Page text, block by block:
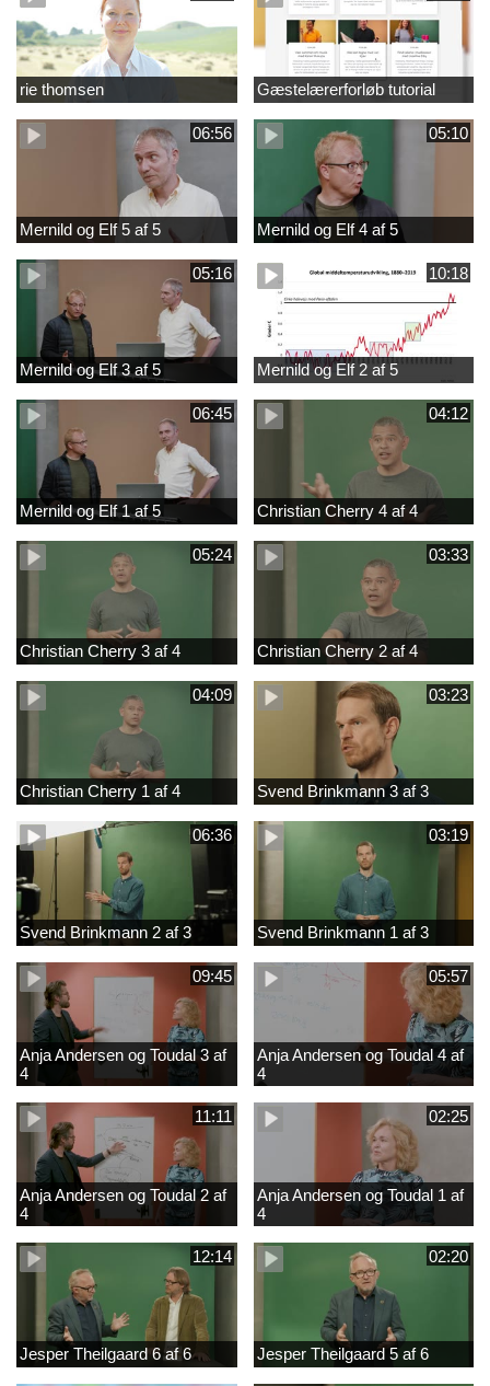
rie thomsen Gæstelærerforløb tutorial
06:56
Mernild og Elf 5 af 5
05:10
Mernild og Elf 4 af 5
05:16
Mernild og Elf 3 af 5
10:18
Mernild og Elf 2 af 5
06:45
Mernild og Elf 1 af 5
04:12
Christian Cherry 4 af 4
05:24
Christian Cherry 3 af 4
03:33
Christian Cherry 2 af 4
04:09
Christian Cherry 1 af 4
03:23
Svend Brinkmann 3 af 3
06:36
Svend Brinkmann 2 af 3
03:19
Svend Brinkmann 1 af 3
09:45
Anja Andersen og Toudal 3 af
4
05:57
Anja Andersen og Toudal 4 af
4
11:11
Anja Andersen og Toudal 2 af
4
02:25
Anja Andersen og Toudal 1 af
4
12:14
Jesper Theilgaard 6 af 6
02:20
Jesper Theilgaard 5 af 6